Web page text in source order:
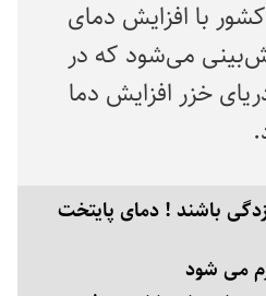
با افزایش دمای
پیش‌بینی می‌شود که در
خزر افزایش دما
باشند ! دمای پایتخت
می شود